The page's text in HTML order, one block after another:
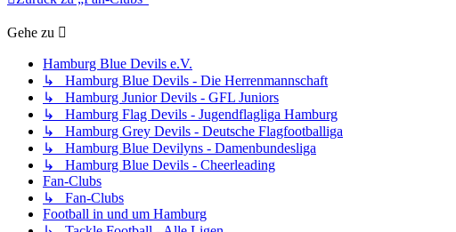
Gehe zu
Hamburg Blue Devils e.V.
↳ Hamburg Blue Devils - Die Herrenmannschaft
↳ Hamburg Junior Devils - GFL Juniors
↳ Hamburg Flag Devils - Jugendflagliga Hamburg
↳ Hamburg Grey Devils - Deutsche Flagfootballiga
↳ Hamburg Blue Devilyns - Damenbundesliga
↳ Hamburg Blue Devils - Cheerleading
Fan-Clubs
↳ Fan-Clubs
Football in und um Hamburg